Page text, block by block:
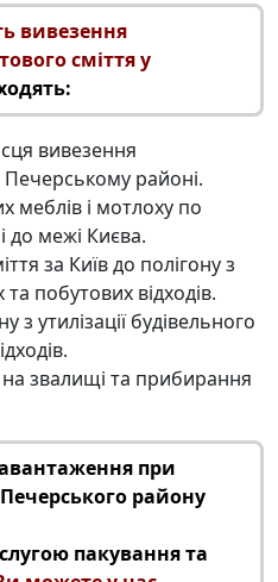
вивезення
сміття у
вивезення
Печерському районі.
меблів і мотлоху по
до межі Києва.
за Київдо полігону з
та побутових відходів.
з утилізації будівельного
звалищі та прибирання
при
району
пакування та